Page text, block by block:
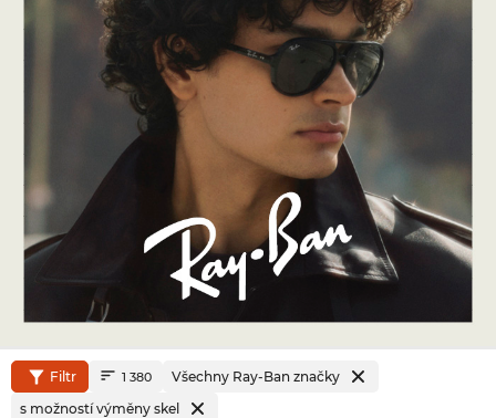
Filtr 1 380
Všechny Ray-Ban značky
s možností výměny skel